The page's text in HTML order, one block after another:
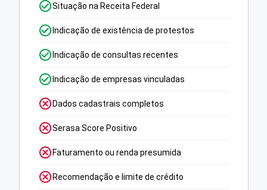
Situação na Receita Federal
Indicação de existência de protestos
Indicação de consultas recentes
Indicação de empresas vinculadas
Dados cadastrais completos
Serasa Score Positivo
Faturamento ou renda presumida
Recomendação e limite de crédito